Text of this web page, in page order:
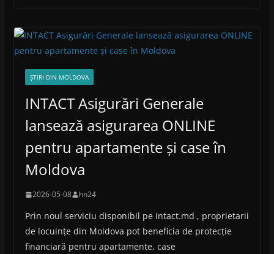
ȘTIRI DIN MOLDOVA
INTACT Asigurări Generale
lansează asigurarea ONLINE
pentru apartamente și case în
Moldova
2026-05-08 hn24
Prin noul serviciu disponibil pe intact.md , proprietarii
de locuințe din Moldova pot beneficia de protecție
financiară pentru apartamente, case